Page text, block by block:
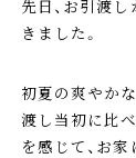
先日、お引渡
きました。
初夏の爽やか
渡し当初に比
を感じて、お